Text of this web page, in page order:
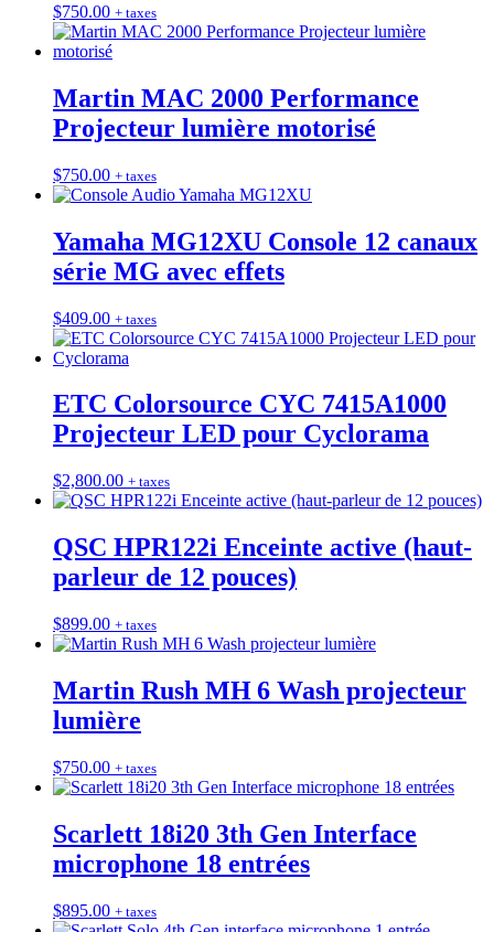
$750.00 + taxes
Martin MAC 2000 Performance
Projecteur lumière motorisé
$750.00 + taxes
Yamaha MG12XU Console 12 canaux
série MG avec effets
$409.00 + taxes
ETC Colorsource CYC 7415A1000
Projecteur LED pour Cyclorama
$2,800.00 + taxes
QSC HPR122i Enceinte active (haut-
parleur de 12 pouces)
$899.00 + taxes
Martin Rush MH 6 Wash projecteur
lumière
$750.00 + taxes
Scarlett 18i20 3th Gen Interface
microphone 18 entrées
$895.00 + taxes